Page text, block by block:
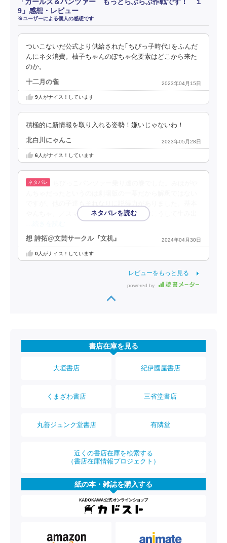
「ガールズ＆パンツァー もっとらぶらぶ作戦です！ １
9」感想・レビュー
※ユーザーによる個人の感想です
ついこないだ公式より供給された｢ちびっ子時代｣をふんだ
んにネタ消費。柚子ちゃんのぽちゃ化要素はどこから来た
のか。
十二月の雀 2023年04月15日
9人がナイス！しています
積極的に新情報を取り入れる姿勢！嫌いじゃないわ！
北白川にゃんこ 2023年05月28日
6人がナイス！しています
やんちゃ。／スマホアプリの家元ガチャはこうして生み出
想 詩拓@文芸サークル『文机』 2024年04月30日
0人がナイス！しています
レビューをもっと見る
powered by
書店在庫を見る
大垣書店 紀伊國屋書店
くまざわ書店 三省堂書店
丸善ジュンク堂書店 有隣堂
近くの書店在庫を検索する
（書店在庫情報プロジェクト）
紙の本・雑誌を購入する